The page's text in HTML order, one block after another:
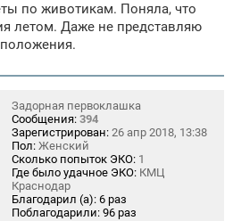
по животикам. Поняла, что
летом. Даже не представляю
Задорная первоклашка
Сообщения: 394
Зарегистрирован: 26 апр 2018, 13:38
Пол: Женский
Сколько попыток ЭКО: 1
Где было удачное ЭКО: КМЦ
Краснодар
Благодарил (а): 6 раз
Поблагодарили: 96 раз